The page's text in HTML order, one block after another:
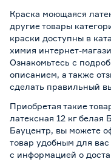
Краска моющаяся
другие товары
краски доступны в
химия интернет-
Ознакомьтесь с
описанием, а также
сделать правильный
Приобретая такие
латексная 12 кг белая
Бауцентр, вы можете
товар удобным для вас
с информацией о